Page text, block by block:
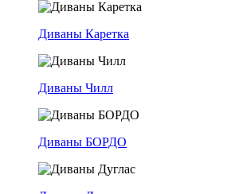
Диваны Каретка
Диваны Чилл
Диваны БОРДО